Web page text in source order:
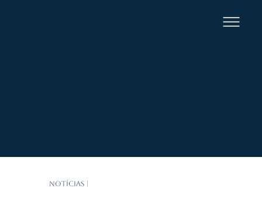
NOTÍCIAS |